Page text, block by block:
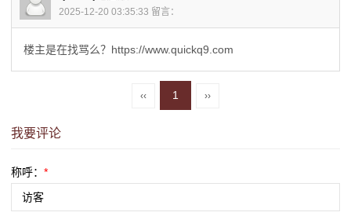
2025-12-20 03:35:33 留言：
楼主是在找骂么？https://www.quickq9.com
‹‹ 1 ››
我要评论
称呼： *